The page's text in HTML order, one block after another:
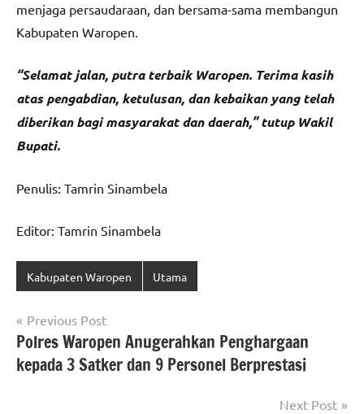
menjaga persaudaraan, dan bersama-sama membangun
Kabupaten Waropen.
“Selamat jalan, putra terbaik Waropen. Terima kasih
atas pengabdian, ketulusan, dan kebaikan yang telah
diberikan bagi masyarakat dan daerah,” tutup Wakil
Bupati.
Penulis: Tamrin Sinambela
Editor: Tamrin Sinambela
Kabupaten Waropen Utama
Navigasi
pos
Previous Post
Polres Waropen Anugerahkan Penghargaan
kepada 3 Satker dan 9 Personel Berprestasi
Next Post